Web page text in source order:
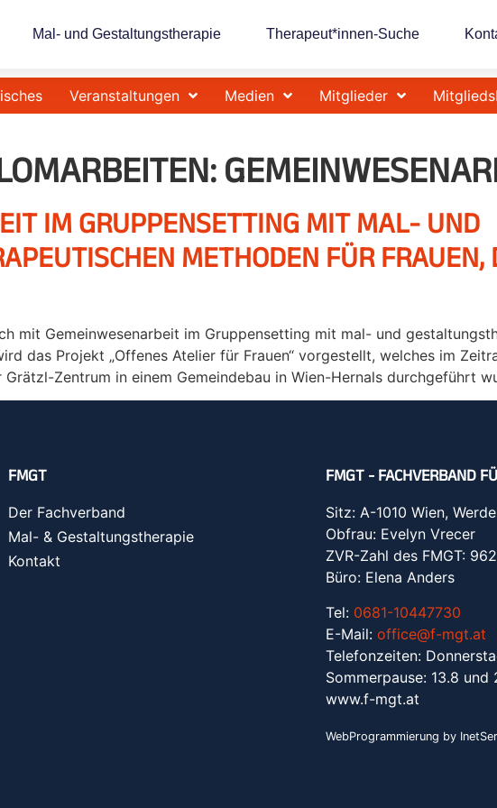
Mal- und Gestaltungstherapie Therapeut*innen-Suche
Veranstaltungen Medien Mitglieder
IM GRUPPENSETTING MIT MAL- UND
METHODEN FÜR
mit Gemeinwesenarbeit im Gruppensetting mit mal- und
das Projekt „Offenes Atelier für Frauen“ vorgestellt, welches im
Zentrum in einem Gemeindebau in Wien-Hernals durchgeführt
FMGT
Der Fachverband
Mal- & Gestaltungstherapie
Kontakt
FMGT - FACHVERBAND
Sitz: A-1010 Wien,
Obfrau: Evelyn Vrecer
ZVR-Zahl des FMGT:
Büro: Elena Anders
Tel: 0681-10447730
E-Mail: office@f-mgt.at
Telefonzeiten:
Sommerpause: 13.8 und
www.f-mgt.at
WebProgrammierung by